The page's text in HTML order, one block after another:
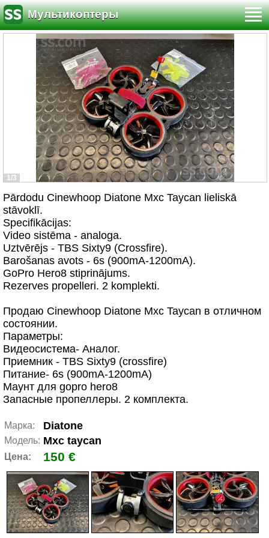
Мультикоптеры
1/3
Pārdodu Cinewhoop Diatone Mxc Taycan lieliskā
stāvoklī.
Specifikācijas:
Video sistēma - analoga.
Uztvērējs - TBS Sixty9 (Crossfire).
Barošanas avots - 6s (900mA-1200mA).
GoPro Hero8 stiprinājums.
Rezerves propelleri. 2 komplekti.
Продаю Cinewhoop Diatone Mxc Taycan в отличном
состоянии.
Параметры:
Видеосистема- Аналог.
Приемник - TBS Sixty9 (crossfire)
Питание- 6s (900mA-1200mA)
Маунт для gopro hero8
Запасные пропеллеры. 2 комплекта.
Марка: Diatone
Модель: Mxc taycan
Цена: 150 €